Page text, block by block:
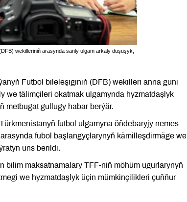
wekilleriniň arasynda sanly ulgam arkaly duşuşyk,
Futbol bileleşiginiň (DFB) wekilleri anna güni
we tälimçileri okatmak ulgamynda hyzmatdaşlyk
metbugat gullugy habar berýär.
futbol ulgamyna öňdebaryjy nemes
fubol başlangyçlarynyň kämilleşdirmäge we
üns berildi.
bilim maksatnamalary TFF-niň möhüm ugurlarynyň
we hyzmatdaşlyk üçin mümkinçilikleri çuňňur